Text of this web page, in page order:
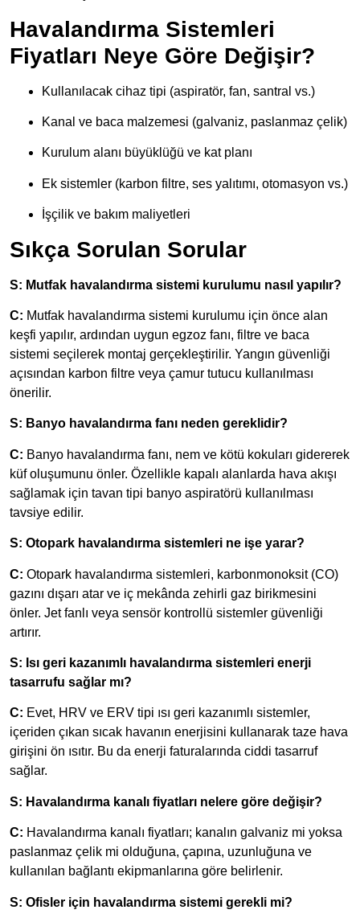
Havalandırma Sistemleri
Fiyatları Neye Göre Değişir?
Kullanılacak cihaz tipi (aspiratör, fan, santral vs.)
Kanal ve baca malzemesi (galvaniz, paslanmaz çelik)
Kurulum alanı büyüklüğü ve kat planı
Ek sistemler (karbon filtre, ses yalıtımı, otomasyon vs.)
İşçilik ve bakım maliyetleri
Sıkça Sorulan Sorular
S: Mutfak havalandırma sistemi kurulumu nasıl yapılır?
C: Mutfak havalandırma sistemi kurulumu için önce alan
keşfi yapılır, ardından uygun egzoz fanı, filtre ve baca
sistemi seçilerek montaj gerçekleştirilir. Yangın güvenliği
açısından karbon filtre veya çamur tutucu kullanılması
önerilir.
S: Banyo havalandırma fanı neden gereklidir?
C: Banyo havalandırma fanı, nem ve kötü kokuları gidererek
küf oluşumunu önler. Özellikle kapalı alanlarda hava akışı
sağlamak için tavan tipi banyo aspiratörü kullanılması
tavsiye edilir.
S: Otopark havalandırma sistemleri ne işe yarar?
C: Otopark havalandırma sistemleri, karbonmonoksit (CO)
gazını dışarı atar ve iç mekânda zehirli gaz birikmesini
önler. Jet fanlı veya sensör kontrollü sistemler güvenliği
artırır.
S: Isı geri kazanımlı havalandırma sistemleri enerji
tasarrufu sağlar mı?
C: Evet, HRV ve ERV tipi ısı geri kazanımlı sistemler,
içeriden çıkan sıcak havanın enerjisini kullanarak taze hava
girişini ön ısıtır. Bu da enerji faturalarında ciddi tasarruf
sağlar.
S: Havalandırma kanalı fiyatları nelere göre değişir?
C: Havalandırma kanalı fiyatları; kanalın galvaniz mi yoksa
paslanmaz çelik mi olduğuna, çapına, uzunluğuna ve
kullanılan bağlantı ekipmanlarına göre belirlenir.
S: Ofisler için havalandırma sistemi gerekli mi?